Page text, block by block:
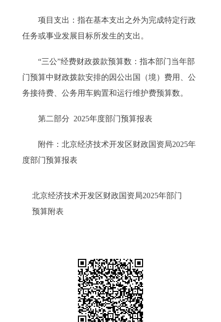
项目支出：指在基本支出之外为完成特定行政
任务或事业发展目标所发生的支出。
“三公”经费财政拨款预算数：指本部门当年部
门预算中财政拨款安排的因公出国（境）费用、公
务接待费、公务用车购置和运行维护费预算数。
第二部分 2025年度部门预算报表
附件：北京经济技术开发区财政国资局2025年
度部门预算报表
北京经济技术开发区财政国资局2025年部门
预算附表